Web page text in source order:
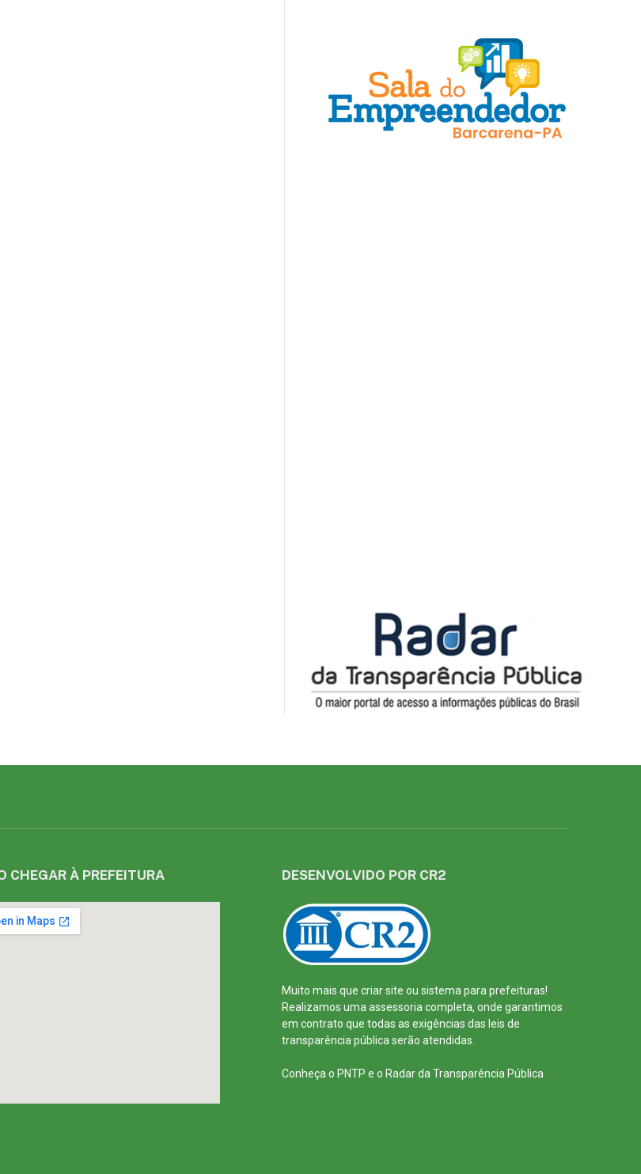
CHEGAR À PREFEITURA DESENVOLVIDO POR CR2
Muito mais que criar site ou sistema para prefeituras!
Realizamos uma assessoria completa, onde garantimos
em contrato que todas as exigências das leis de
transparência pública serão atendidas.
Conheça o PNTP e o Radar da Transparência Pública